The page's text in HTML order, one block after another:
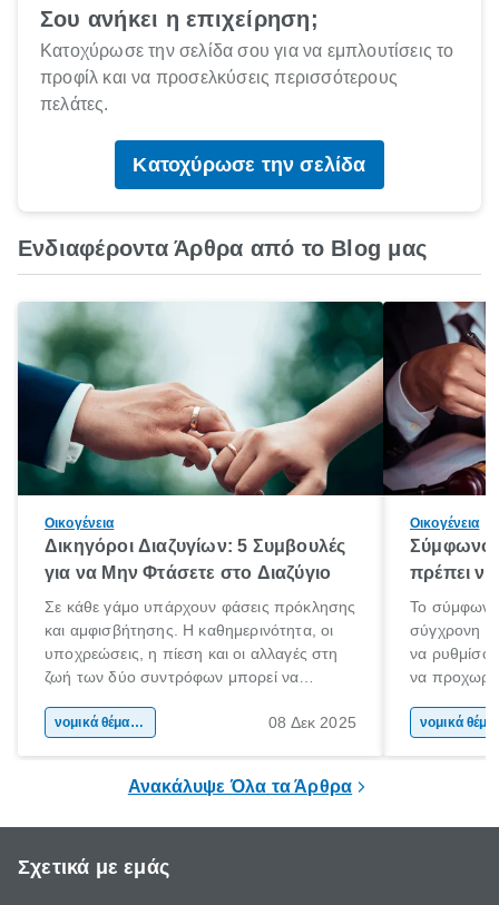
Σου ανήκει η επιχείρηση;
Κατοχύρωσε την σελίδα σου για να εμπλουτίσεις το
προφίλ και να προσελκύσεις περισσότερους
πελάτες.
Κατοχύρωσε την σελίδα
Ενδιαφέροντα Άρθρα από το Blog μας
Οικογένεια
Δικηγόροι Διαζυγίων: 5 Συμβουλές
για να Μην Φτάσετε στο Διαζύγιο
Σε κάθε γάμο υπάρχουν φάσεις πρόκλησης
και αμφισβήτησης. Η καθημερινότητα, οι
υποχρεώσεις, η πίεση και οι αλλαγές στη
ζωή των δύο συντρόφων μπορεί να
Όταν οι διαφωνίες πληθαίνουν και η
νομικά θέματα & συμβουλές 08 Δεκ 2025
Οικογένεια
Σύμφωνο
πρέπει να
Το σύμφωνο
σύγχρονη
να
να
θέλεις
Ανακάλυψε Όλα τα Άρθρα
Σχετικά με εμάς